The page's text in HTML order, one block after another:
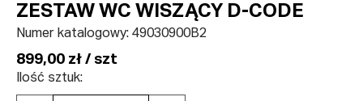
ZESTAW WC WISZĄCY D-CODE
Numer katalogowy: 49030900B2
899,00 zł / szt
Ilość sztuk: